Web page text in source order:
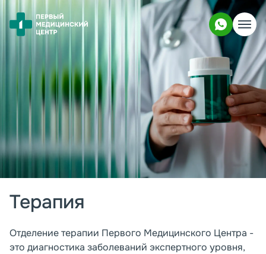
Терапия
Отделение терапии Первого Медицинского Центра -
это диагностика заболеваний экспертного уровня,